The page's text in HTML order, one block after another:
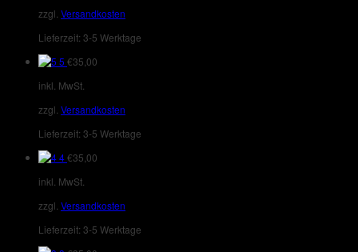
zzgl. Versandkosten
Lieferzeit: 3-5 Werktage
5 €35,00
inkl. MwSt.
zzgl. Versandkosten
Lieferzeit: 3-5 Werktage
4€35,00
inkl. MwSt.
zzgl. Versandkosten
Lieferzeit: 3-5 Werktage